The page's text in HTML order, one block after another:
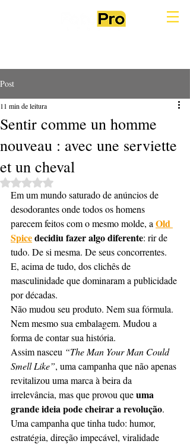
Post
Sentir comme un homme
nouveau : avec une serviette
et un cheval
11 min de leitura
Avaliado com NaN de 5 estrelas.
Em um mundo saturado de anúncios de
desodorantes onde todos os homens
parecem feitos com o mesmo molde, a Old
Spice decidiu fazer algo diferente: rir de
tudo. De si mesma. De seus concorrentes.
E, acima de tudo, dos clichês de
masculinidade que dominaram a publicidade
por décadas.
Não mudou seu produto. Nem sua fórmula.
Nem mesmo sua embalagem. Mudou a
forma de contar sua história.
Assim nasceu “The Man Your Man Could
Smell Like”, uma campanha que não apenas
revitalizou uma marca à beira da
irrelevância, mas que provou que uma
grande ideia pode cheirar a revolução.
Uma campanha que tinha tudo: humor,
estratégia, direção impecável, viralidade